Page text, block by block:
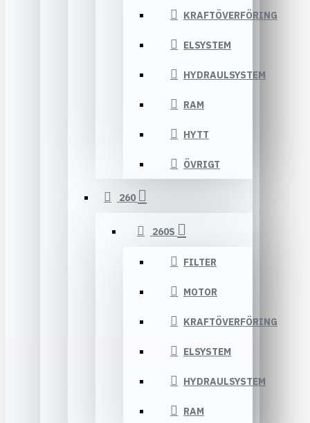
KRAFTÖVERFÖRING
ELSYSTEM
HYDRAULSYSTEM
RAM
HYTT
ÖVRIGT
260
260S
FILTER
MOTOR
KRAFTÖVERFÖRING
ELSYSTEM
HYDRAULSYSTEM
RAM